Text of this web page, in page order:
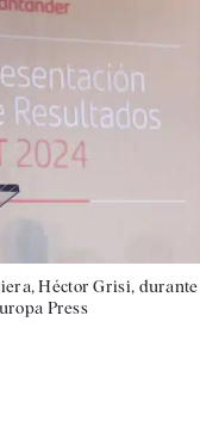
Héctor Grisi, durante
Press